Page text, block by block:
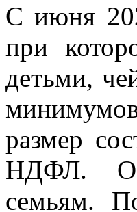
С июня
при
детьми,
размер
НДФЛ.
семьям.